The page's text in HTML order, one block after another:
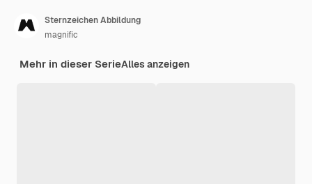
Sternzeichen Abbildung
magnific
Mehr in dieser SerieAlles anzeigen